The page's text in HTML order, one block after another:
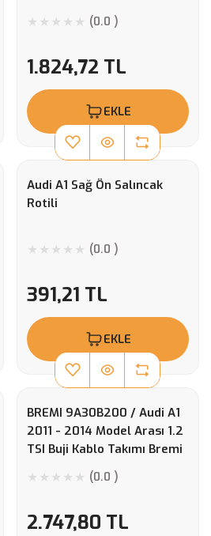
(0.0 )
1.824,72 TL
EKLE
Audi A1 Sağ Ön Salıncak
Rotili
(0.0 )
391,21 TL
EKLE
BREMI 9A30B200 / Audi A1
2011 - 2014 Model Arası 1.2
TSI Buji Kablo Takımı Bremi
Marka 9A30B200
(0.0 )
2.747,80 TL